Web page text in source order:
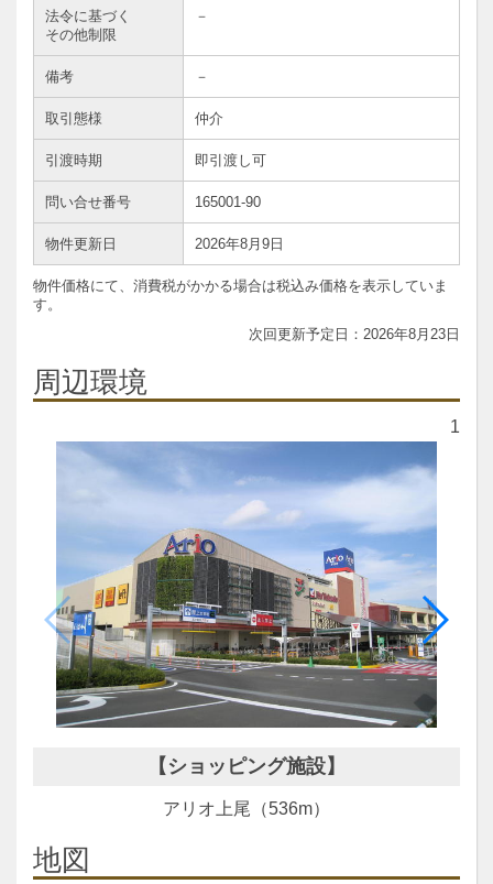
法令に基づく
その他制限
－
備考 －
取引態様 仲介
引渡時期 即引渡し可
問い合せ番号 165001-90
物件更新日 2026年8月9日
物件価格にて、消費税がかかる場合は税込み価格を表示していま
す。
2026年8月23日
周辺環境
1
【ショッピング施設】
アリオ上尾（536m）
地図